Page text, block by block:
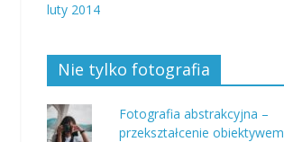
luty 2014
Nie tylko fotografia
Fotografia abstrakcyjna –
przekształcenie obiektywem